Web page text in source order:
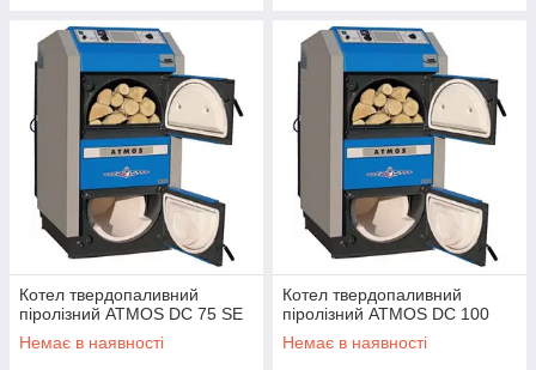
Котел твердопаливний
піролізний ATMOS DC 75 SE
Немає в наявності
Котел твердопаливний
піролізний ATMOS DC 100
Немає в наявності